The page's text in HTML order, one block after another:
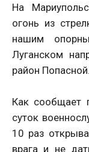
На
огонь из
нашим
Луганском
район Попасной.
Как сообщает
суток
10 раз
врага и не